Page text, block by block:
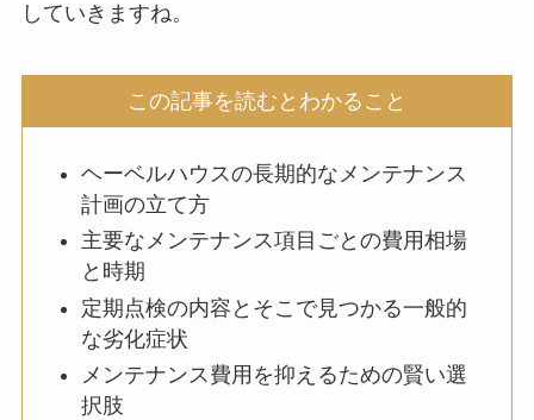
していきますね。
この記事を読むとわかること
ヘーベルハウスの長期的なメンテナンス
計画の立て方
主要なメンテナンス項目ごとの費用相場
と時期
定期点検の内容とそこで見つかる一般的
な劣化症状
メンテナンス費用を抑えるための賢い選
択肢